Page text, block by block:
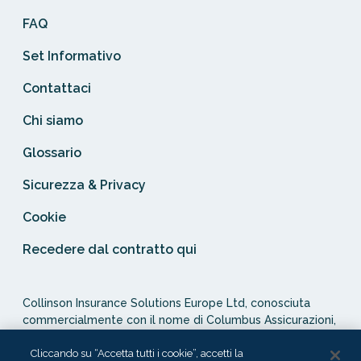
FAQ
Set Informativo
Contattaci
Chi siamo
Glossario
Sicurezza & Privacy
Cookie
Recedere dal contratto qui
Collinson Insurance Solutions Europe Ltd, conosciuta
commercialmente con il nome di Columbus Assicurazioni,
Authority in qualità di agente assicurativo (Distribution Act
Cliccando su “Accetta tutti i cookie”, accetti la